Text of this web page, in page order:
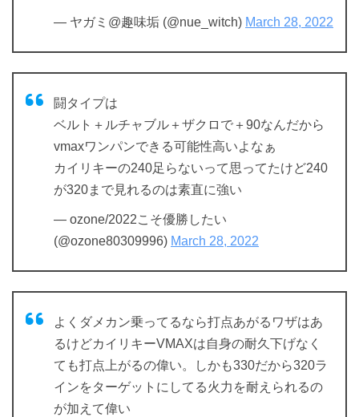
— ヤガミ@趣味垢 (@nue_witch) March 28, 2022
闘タイプは
ベルト＋ルチャブル＋ザクロで＋90なんだから
vmaxワンパンできる可能性高いよなぁ
カイリキーの240足らないって思ってたけど240
が320まで見れるのは素直に強い
— ozone/2022こそ優勝したい
(@ozone80309996) March 28, 2022
よくダメカン乗ってるなら打点あがるワザはあ
るけどカイリキーVMAXは自身の耐久下げなく
ても打点上がるの偉い。しかも330だから320ラ
インをターゲットにしてる火力を耐えられるの
が加えて偉い